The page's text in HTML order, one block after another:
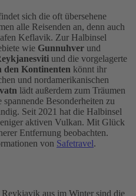
sich die oft übersehene
alle Reisenden an, denn auch
Keflavik. Zur Halbinsel
wie Gunnuhver und
und die vorgelagerte
den Kontinenten könnt ihr
und nordamerikanischen
lädt außerdem zum Träumen
Besonderheiten zu
Seit 2021 hat die Halbinsel
aktiven Vulkan. Mit Glück
Entfernung beobachten.
von Safetravel.
aus im Winter sind die